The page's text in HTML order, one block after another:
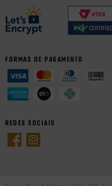
FORMAS DE PAGAMENTO
REDES SOCIAIS